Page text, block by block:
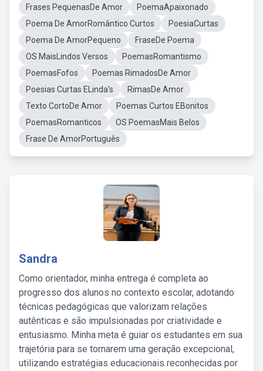
Frases PequenasDe Amor
PoemaApaixonado
Poema De AmorRomântico Curtos
PoesiaCurtas
Poema De AmorPequeno
FraseDe Poema
OS MaisLindos Versos
PoemasRomantismo
PoemasFofos
Poemas RimadosDe Amor
Poesias Curtas ELinda's
RimasDe Amor
Texto CortoDe Amor
Poemas Curtos EBonitos
PoemasRomanticos
OS PoemasMais Belos
Frase De AmorPortuguês
Sandra
Como orientador, minha entrega é completa ao
progresso dos alunos no contexto escolar, adotando
técnicas pedagógicas que valorizam relações
autênticas e são impulsionadas por criatividade e
entusiasmo. Minha meta é guiar os estudantes em sua
trajetória para se tornarem uma geração excepcional,
utilizando estratégias educacionais reconhecidas por